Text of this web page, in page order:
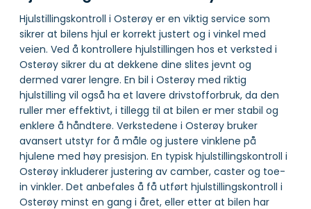
Hjulstillingskontroll i Osterøy er en viktig service som
sikrer at bilens hjul er korrekt justert og i vinkel med
veien. Ved å kontrollere hjulstillingen hos et verksted i
Osterøy sikrer du at dekkene dine slites jevnt og
dermed varer lengre. En bil i Osterøy med riktig
hjulstilling vil også ha et lavere drivstofforbruk, da den
ruller mer effektivt, i tillegg til at bilen er mer stabil og
enklere å håndtere. Verkstedene i Osterøy bruker
avansert utstyr for å måle og justere vinklene på
hjulene med høy presisjon. En typisk hjulstillingskontroll i
Osterøy inkluderer justering av camber, caster og toe-
in vinkler. Det anbefales å få utført hjulstillingskontroll i
Osterøy minst en gang i året, eller etter at bilen har